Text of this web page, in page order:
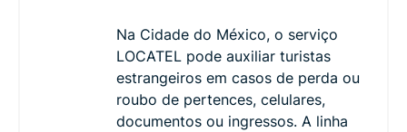
Na Cidade do México, o serviço
LOCATEL pode auxiliar turistas
estrangeiros em casos de perda ou
roubo de pertences, celulares,
documentos ou ingressos. A linha